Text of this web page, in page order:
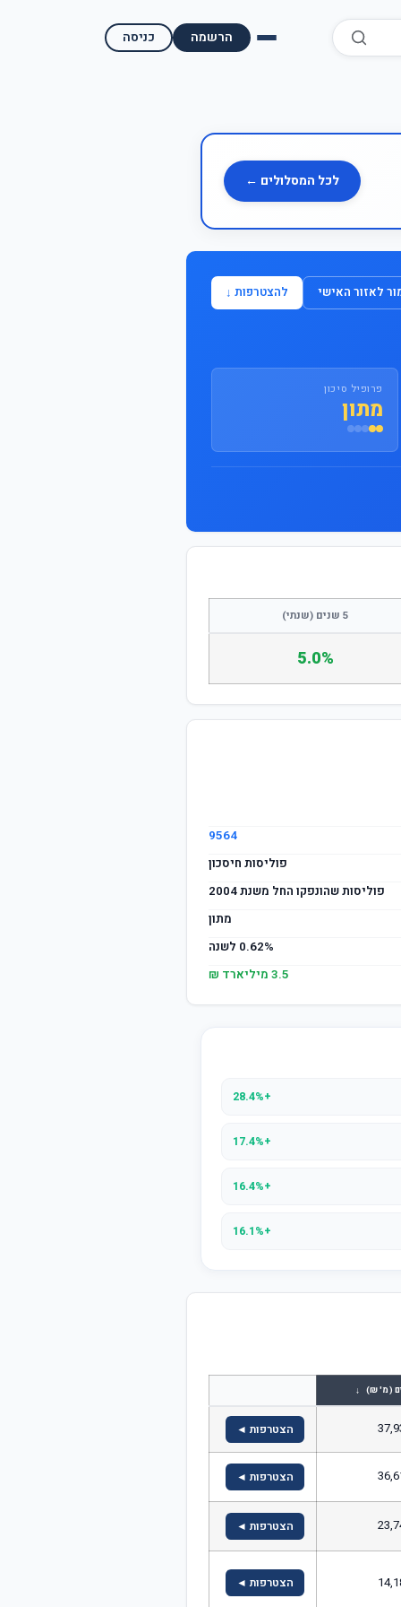
כניסה הרשמה
מאמרים ומדריכים
תשואות היסטוריות
מעקב שוק ההון | גמלטופ
תנאי שימוש
לכל המסלולים ←
לאזור האישי להצטרפות ↓
פרופיל סיכון
מתון
5 שנים (שנתי)
5.0%
9564
פוליסות חיסכון
פוליסות שהונפקו החל משנת 2004
מתון
0.62% לשנה
3.5 מיליארד ₪
+28.4%
+17.4%
+16.4%
+16.1%
(מ' ₪) ↓
הצטרפות ◄
הצטרפות ◄
הצטרפות ◄
הצטרפות ◄